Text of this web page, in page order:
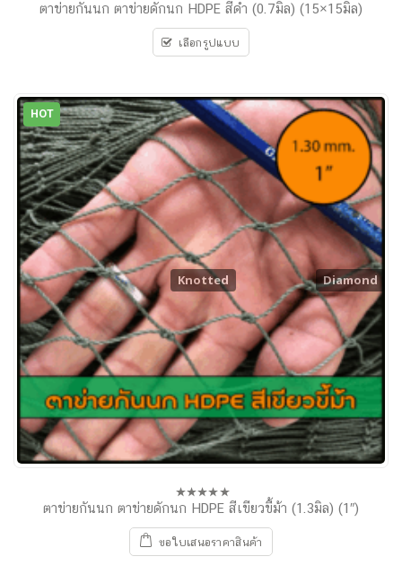
0
5
ตาข่ายกันนก ตาข่ายดักนก HDPE สีดำ (0.7มิล) (15×15มิล)
เลือกรูปแบบ
HOT
Diamond
Knotted
0
of
5
ตาข่ายกันนก ตาข่ายดักนก HDPE สีเขียวขี้ม้า (1.3มิล) (1″)
ขอใบเสนอราคาสินค้า